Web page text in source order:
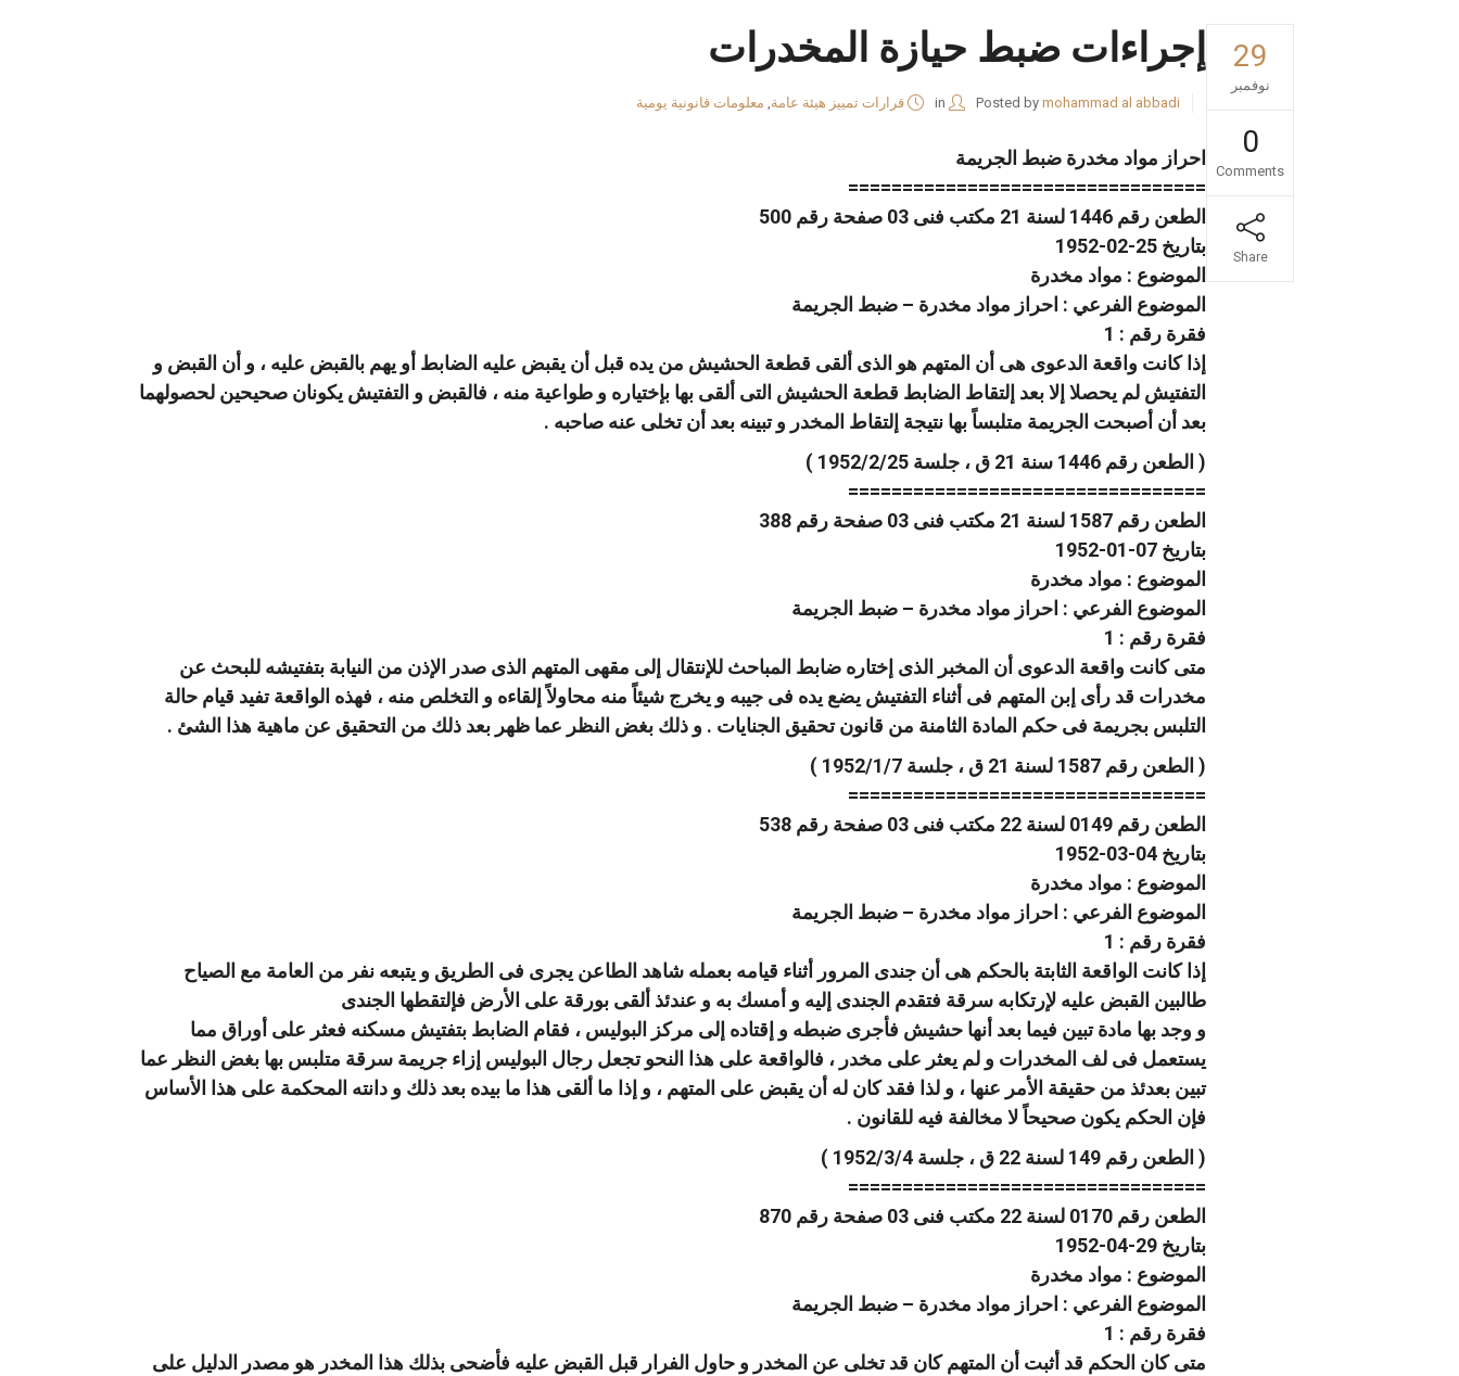
29
نوفمبر
0
Comments
Share
إجراءات ضبط حيازة المخدرات
Posted by mohammad al abbadi
in قرارات تمييز هيئة عامة, معلومات قانونية يومية
احراز مواد مخدرة ضبط الجريمة
=================================
الطعن رقم 1446 لسنة 21 مكتب فنى 03 صفحة رقم 500
بتاريخ 25-02-1952
الموضوع : مواد مخدرة
الموضوع الفرعي : احراز مواد مخدرة – ضبط الجريمة
فقرة رقم : 1
إذا كانت واقعة الدعوى هى أن المتهم هو الذى ألقى قطعة الحشيش من يده قبل أن يقبض عليه الضابط أو يهم بالقبض عليه ، و أن القبض و
التفتيش لم يحصلا إلا بعد إلتقاط الضابط قطعة الحشيش التى ألقى بها بإختياره و طواعية منه ، فالقبض و التفتيش يكونان صحيحين لحصولهما
بعد أن أصبحت الجريمة متلبساً بها نتيجة إلتقاط المخدر و تبينه بعد أن تخلى عنه صاحبه .
( الطعن رقم 1446 سنة 21 ق ، جلسة 1952/2/25 )
=================================
الطعن رقم 1587 لسنة 21 مكتب فنى 03 صفحة رقم 388
بتاريخ 07-01-1952
الموضوع : مواد مخدرة
الموضوع الفرعي : احراز مواد مخدرة – ضبط الجريمة
فقرة رقم : 1
متى كانت واقعة الدعوى أن المخبر الذى إختاره ضابط المباحث للإنتقال إلى مقهى المتهم الذى صدر الإذن من النيابة بتفتيشه للبحث عن
مخدرات قد رأى إبن المتهم فى أثناء التفتيش يضع يده فى جيبه و يخرج شيئاً منه محاولاً إلقاءه و التخلص منه ، فهذه الواقعة تفيد قيام حالة
التلبس بجريمة فى حكم المادة الثامنة من قانون تحقيق الجنايات . و ذلك بغض النظر عما ظهر بعد ذلك من التحقيق عن ماهية هذا الشئ .
( الطعن رقم 1587 لسنة 21 ق ، جلسة 1952/1/7 )
=================================
الطعن رقم 0149 لسنة 22 مكتب فنى 03 صفحة رقم 538
بتاريخ 04-03-1952
الموضوع : مواد مخدرة
الموضوع الفرعي : احراز مواد مخدرة – ضبط الجريمة
فقرة رقم : 1
إذا كانت الواقعة الثابتة بالحكم هى أن جندى المرور أثناء قيامه بعمله شاهد الطاعن يجرى فى الطريق و يتبعه نفر من العامة مع الصياح
طالبين القبض عليه لإرتكابه سرقة فتقدم الجندى إليه و أمسك به و عندئذ ألقى بورقة على الأرض فإلتقطها الجندى
و وجد بها مادة تبين فيما بعد أنها حشيش فأجرى ضبطه و إقتاده إلى مركز البوليس ، فقام الضابط بتفتيش مسكنه فعثر على أوراق مما
يستعمل فى لف المخدرات و لم يعثر على مخدر ، فالواقعة على هذا النحو تجعل رجال البوليس إزاء جريمة سرقة متلبس بها بغض النظر عما
تبين بعدئذ من حقيقة الأمر عنها ، و لذا فقد كان له أن يقبض على المتهم ، و إذا ما ألقى هذا ما بيده بعد ذلك و دانته المحكمة على هذا الأساس
فإن الحكم يكون صحيحاً لا مخالفة فيه للقانون .
( الطعن رقم 149 لسنة 22 ق ، جلسة 1952/3/4 )
=================================
الطعن رقم 0170 لسنة 22 مكتب فنى 03 صفحة رقم 870
بتاريخ 29-04-1952
الموضوع : مواد مخدرة
الموضوع الفرعي : احراز مواد مخدرة – ضبط الجريمة
فقرة رقم : 1
متى كان الحكم قد أثبت أن المتهم كان قد تخلى عن المخدر و حاول الفرار قبل القبض عليه فأضحى بذلك هذا المخدر هو مصدر الدليل على